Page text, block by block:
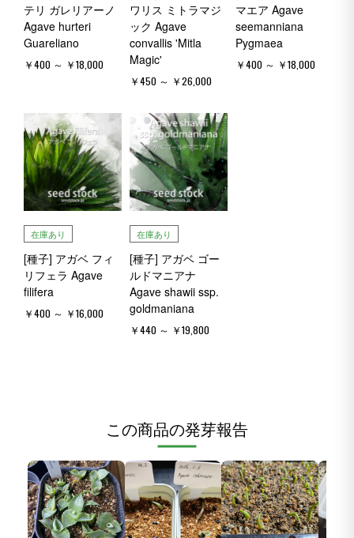
テリ ガレリアーノ
Agave hurteri
Guareliano
￥400 ～ ￥18,000
ワリス ミトラマジ
ック Agave
convallis 'Mitla
Magic'
￥450 ～ ￥26,000
マエア Agave
seemanniana
Pygmaea
￥400 ～ ￥18,000
在庫あり
[種子] アガベ フィ
リフェラ Agave
filifera
￥400 ～ ￥16,000
在庫あり
[種子] アガベ ゴー
ルドマニアナ
Agave shawii ssp.
goldmaniana
￥440 ～ ￥19,800
この商品の発芽報告